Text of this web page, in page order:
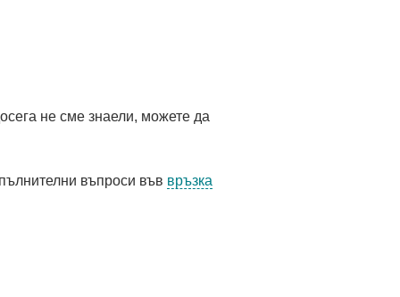
не сме знаели, можете да
въпроси във връзка